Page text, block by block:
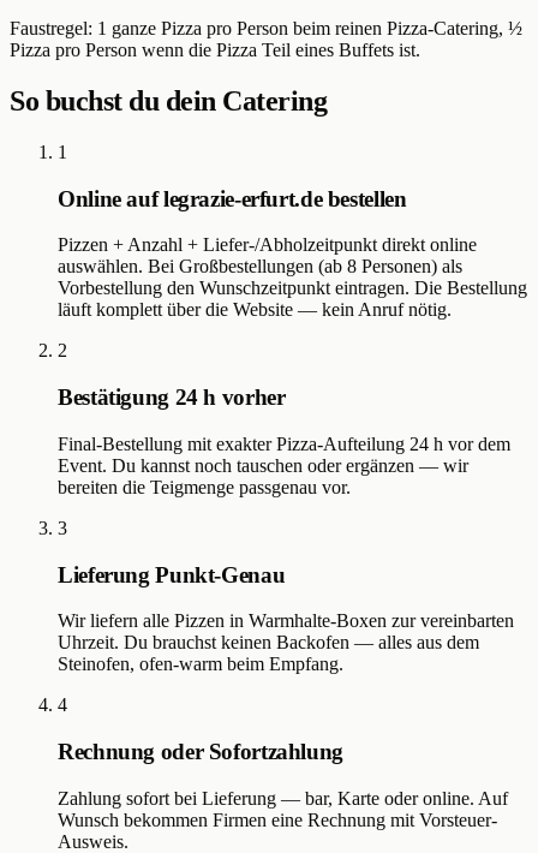
Faustregel: 1 ganze Pizza pro Person beim reinen Pizza-Catering, ½
Pizza pro Person wenn die Pizza Teil eines Buffets ist.
So buchst du dein Catering
1
Online auf legrazie-erfurt.de bestellen
Pizzen + Anzahl + Liefer-/Abholzeitpunkt direkt online
auswählen. Bei Großbestellungen (ab 8 Personen) als
Vorbestellung den Wunschzeitpunkt eintragen. Die Bestellung
läuft komplett über die Website — kein Anruf nötig.
2
Bestätigung 24 h vorher
Final-Bestellung mit exakter Pizza-Aufteilung 24 h vor dem
Event. Du kannst noch tauschen oder ergänzen — wir
bereiten die Teigmenge passgenau vor.
3
Lieferung Punkt-Genau
Wir liefern alle Pizzen in Warmhalte-Boxen zur vereinbarten
Uhrzeit. Du brauchst keinen Backofen — alles aus dem
Steinofen, ofen-warm beim Empfang.
4
Rechnung oder Sofortzahlung
Zahlung sofort bei Lieferung — bar, Karte oder online. Auf
Wunsch bekommen Firmen eine Rechnung mit Vorsteuer-
Ausweis.